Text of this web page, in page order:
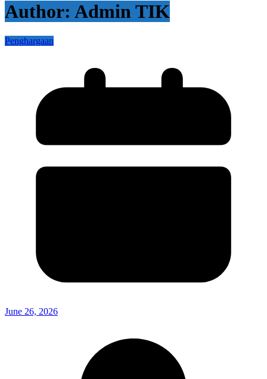
Author: Admin TIK
Penghargaan
June 26, 2026